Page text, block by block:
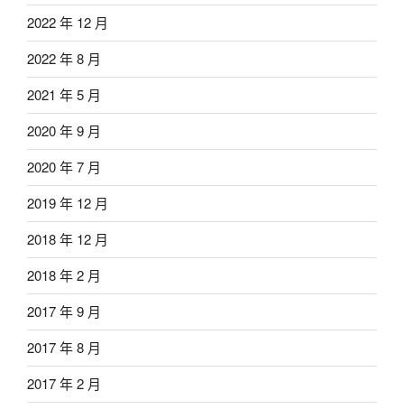
2022 年 12 月
2022 年 8 月
2021 年 5 月
2020 年 9 月
2020 年 7 月
2019 年 12 月
2018 年 12 月
2018 年 2 月
2017 年 9 月
2017 年 8 月
2017 年 2 月